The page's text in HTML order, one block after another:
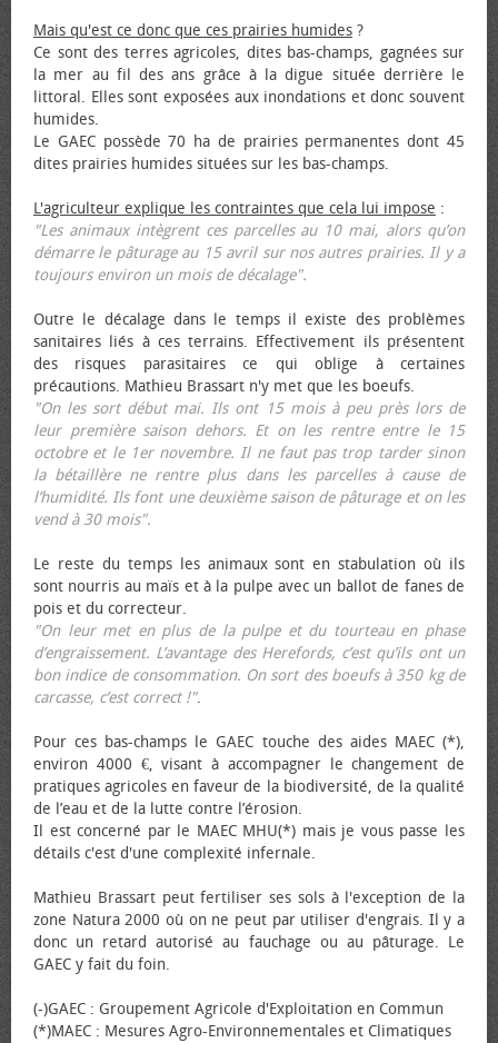
Mais qu'est ce donc que ces prairies humides ?
Ce sont des terres agricoles, dites bas-champs, gagnées sur
la mer au fil des ans grâce à la digue située derrière le
littoral. Elles sont exposées aux inondations et donc souvent
humides.
Le GAEC possède 70 ha de prairies permanentes dont 45
dites prairies humides situées sur les bas-champs.
L'agriculteur explique les contraintes que cela lui impose :
"Les animaux intègrent ces parcelles au 10 mai, alors qu’on
démarre le pâturage au 15 avril sur nos autres prairies. Il y a
toujours environ un mois de décalage".
Outre le décalage dans le temps il existe des problèmes
sanitaires liés à ces terrains. Effectivement ils présentent
des risques parasitaires ce qui oblige à certaines
précautions. Mathieu Brassart n'y met que les bœufs.
"On les sort début mai. Ils ont 15 mois à peu près lors de
leur première saison dehors. Et on les rentre entre le 15
octobre et le 1er novembre. Il ne faut pas trop tarder sinon
la bétaillère ne rentre plus dans les parcelles à cause de
l’humidité. Ils font une deuxième saison de pâturage et on les
vend à 30 mois".
Le reste du temps les animaux sont en stabulation où ils
sont nourris au maïs et à la pulpe avec un ballot de fanes de
pois et du correcteur.
"On leur met en plus de la pulpe et du tourteau en phase
d’engraissement. L’avantage des Herefords, c’est qu’ils ont un
bon indice de consommation. On sort des bœufs à 350 kg de
carcasse, c’est correct !".
Pour ces bas-champs le GAEC touche des aides MAEC (*),
environ 4000 €, visant à accompagner le changement de
pratiques agricoles en faveur de la biodiversité, de la qualité
de l’eau et de la lutte contre l’érosion.
Il est concerné par le MAEC MHU(*) mais je vous passe les
détails c'est d'une complexité infernale.
Mathieu Brassart peut fertiliser ses sols à l'exception de la
zone Natura 2000 où on ne peut par utiliser d'engrais. Il y a
donc un retard autorisé au fauchage ou au pâturage. Le
GAEC y fait du foin.
(-)GAEC : Groupement Agricole d'Exploitation en Commun
(*)MAEC : Mesures Agro-Environnementales et Climatiques